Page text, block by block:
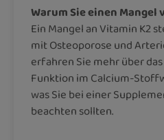
Warum Sie einen
Ein Mangel an Vitamin K2
mit Osteoporose und
erfahren Sie mehr über
Funktion im Calcium-
was Sie bei einer
beachten sollten.